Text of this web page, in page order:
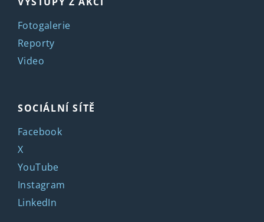
Fotogalerie
Reporty
Video
SOCIÁLNÍ SÍTĚ
Facebook
X
YouTube
Instagram
LinkedIn